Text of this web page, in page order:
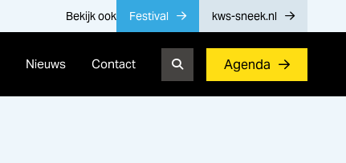
Bekijk ook Festival kws-sneek.nl
Nieuws Contact Agenda